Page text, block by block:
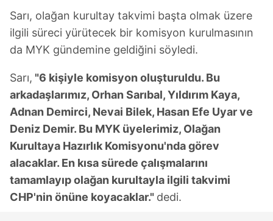
Sarı, olağan kurultay takvimi başta olmak üzere
ilgili süreci yürütecek bir komisyon kurulmasının
da MYK gündemine geldiğini söyledi.
Sarı, "6 kişiyle komisyon oluşturuldu. Bu
arkadaşlarımız, Orhan Sarıbal, Yıldırım Kaya,
Adnan Demirci, Nevai Bilek, Hasan Efe Uyar ve
Deniz Demir. Bu MYK üyelerimiz, Olağan
Kurultaya Hazırlık Komisyonu'nda görev
alacaklar. En kısa sürede çalışmalarını
tamamlayıp olağan kurultayla ilgili takvimi
CHP'nin önüne koyacaklar." dedi.